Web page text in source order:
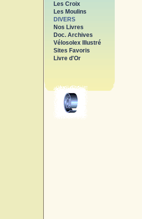
Les Croix
Les Moulins
DIVERS
Nos Livres
Doc. Archives
Vélosolex Illustré
Sites Favoris
Livre d'Or